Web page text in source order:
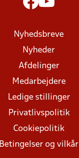
Nyhedsbreve
Nyheder
Afdelinger
Medarbejdere
Ledige stillinger
Privatlivspolitik
Cookiepolitik
Betingelser og vilkår